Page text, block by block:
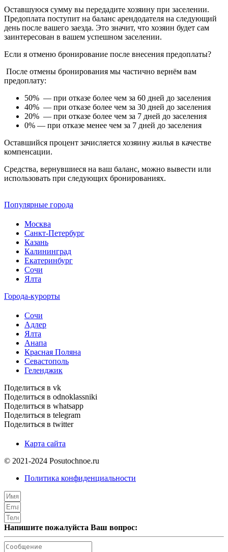
Оставшуюся сумму вы передадите хозяину при заселении.
Предоплата поступит на баланс арендодателя на следующий
день после вашего заезда. Это значит, что хозяин будет сам
заинтересован в вашем успешном заселении.
Если я отменю бронирование после внесения предоплаты?
После отмены бронирования мы частично вернём вам
предоплату:
50% — при отказе более чем за 60 дней до заселения
40% — при отказе более чем за 30 дней до заселения
20% — при отказе более чем за 7 дней до заселения
0% — при отказе менее чем за 7 дней до заселения
Оставшийся процент зачисляется хозяину жилья в качестве
компенсации.
Средства, вернувшиеся на ваш баланс, можно вывести или
использовать при следующих бронированиях.
Популярные города
Москва
Санкт-Петербург
Казань
Калининград
Екатеринбург
Сочи
Ялта
Города-курорты
Сочи
Адлер
Ялта
Анапа
Красная Поляна
Севастополь
Геленджик
Поделиться в vk
Поделиться в odnoklassniki
Поделиться в whatsapp
Поделиться в telegram
Поделиться в twitter
Карта сайта
© 2021-2024 Posutochnoe.ru
Политика конфиденциальности
Напишите пожалуйста Ваш вопрос: